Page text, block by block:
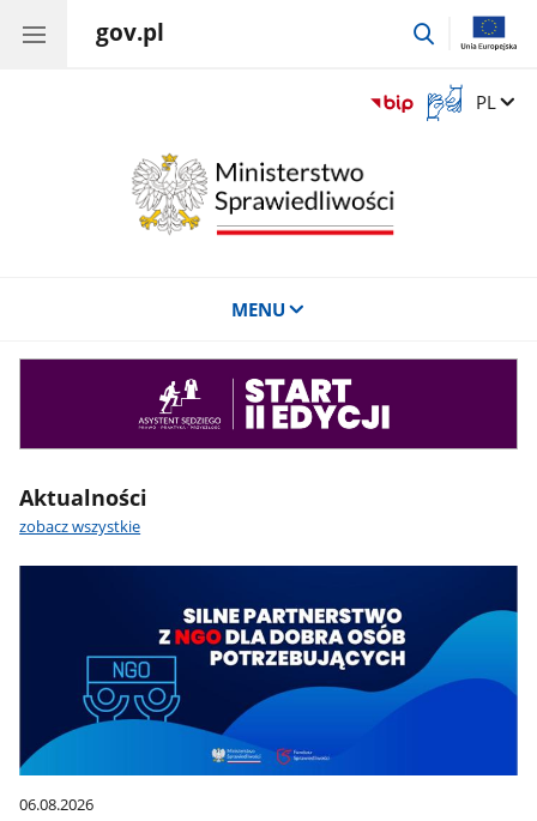
gov.pl
przejdź
Otwórz
okno
Zmień
PL
MENU
Aktualności
zobacz wszystkie
06.08.2026